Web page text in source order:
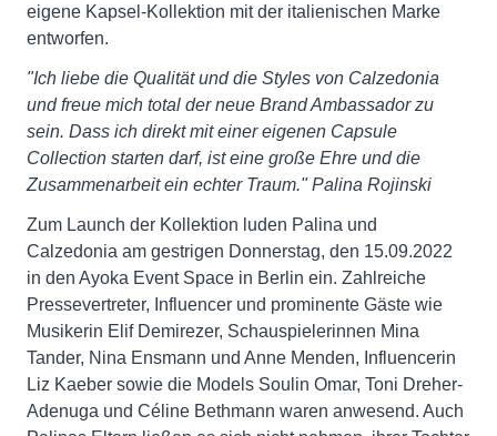
eigene Kapsel-Kollektion mit der italienischen Marke
entworfen.
"Ich liebe die Qualität und die Styles von Calzedonia
und freue mich total der neue Brand Ambassador zu
sein. Dass ich direkt mit einer eigenen Capsule
Collection starten darf, ist eine große Ehre und die
Zusammenarbeit ein echter Traum." Palina Rojinski
Zum Launch der Kollektion luden Palina und
Calzedonia am gestrigen Donnerstag, den 15.09.2022
in den Ayoka Event Space in Berlin ein. Zahlreiche
Pressevertreter, Influencer und prominente Gäste wie
Musikerin Elif Demirezer, Schauspielerinnen Mina
Tander, Nina Ensmann und Anne Menden, Influencerin
Liz Kaeber sowie die Models Soulin Omar, Toni Dreher-
Adenuga und Céline Bethmann waren anwesend. Auch